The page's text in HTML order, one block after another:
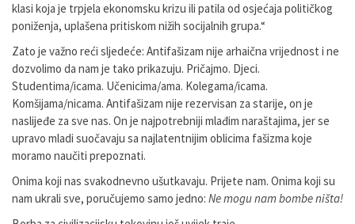
klasi koja je trpjela ekonomsku krizu ili patila od osjećaja političkog
poniženja, uplašena pritiskom nižih socijalnih grupa.“
Zato je važno reći sljedeće: Antifašizam nije arhaična vrijednost i ne
dozvolimo da nam je tako prikazuju. Pričajmo. Djeci.
Studentima/icama. Učenicima/ama. Kolegama/icama.
Komšijama/nicama. Antifašizam nije rezervisan za starije, on je
naslijeđe za sve nas. On je najpotrebniji mlađim naraštajima, jer se
upravo mladi suočavaju sa najlatentnijim oblicima fašizma koje
moramo naučiti prepoznati.
Onima koji nas svakodnevno ušutkavaju. Prijete nam. Onima koji su
nam ukrali sve, poručujemo samo jedno: Ne mogu nam bombe ništa!